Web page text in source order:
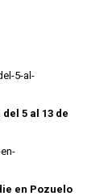
5 al 13 de
en Pozuelo